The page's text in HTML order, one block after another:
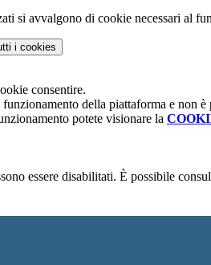
si avvalgono di cookie necessari al
i cookies
consentire.
della piattaforma e non
potete visionare la
essere disabilitati. È possibile